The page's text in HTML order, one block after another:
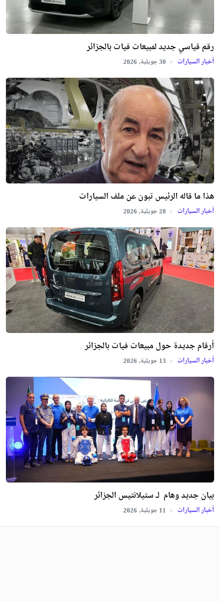
رقم قياسي جديد لمبيعات فيات بالجزائر
أخبار السيارات 30 جويلية, 2026
هذا ما قاله الرئيس تبون عن ملف السيارات
أخبار السيارات 28 جويلية, 2026
أرقام جديدة حول مبيعات فيات بالجزائر
أخبار السيارات 13 جويلية, 2026
بيان جديد وهام لـ ستيلانتيس الجزائر
أخبار السيارات 11 جويلية, 2026